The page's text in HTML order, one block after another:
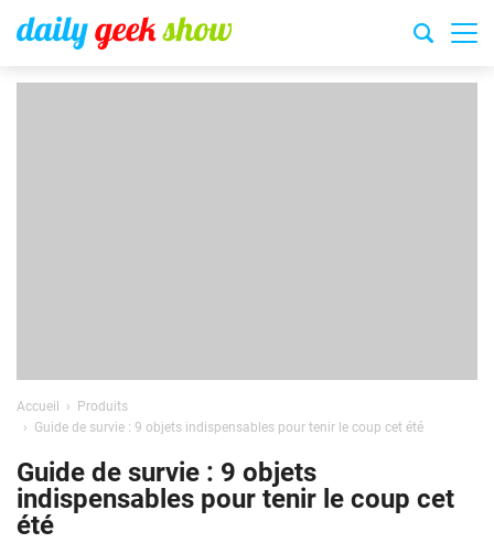
Accueil
Produits
Guide de survie : 9 objets indispensables pour tenir le coup cet été
Guide de survie : 9 objets
indispensables pour tenir le coup cet
été